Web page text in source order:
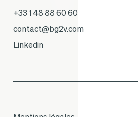
+33 1 48 88 60 60
contact@bg2v.com
Linkedin